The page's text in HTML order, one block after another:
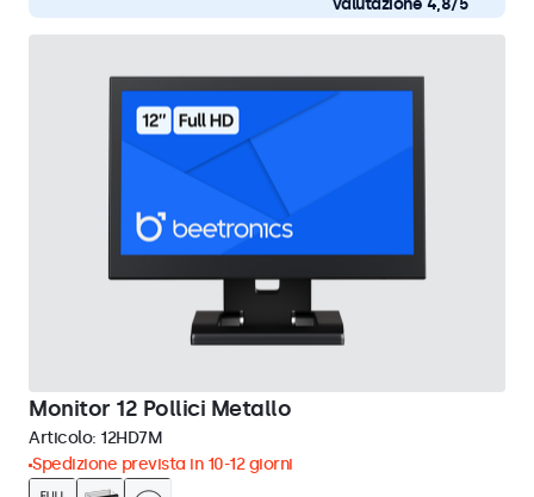
valutazione 4,8/5
Monitor 12 Pollici Metallo
Articolo: 12HD7M
Spedizione prevista in 10-12 giorni